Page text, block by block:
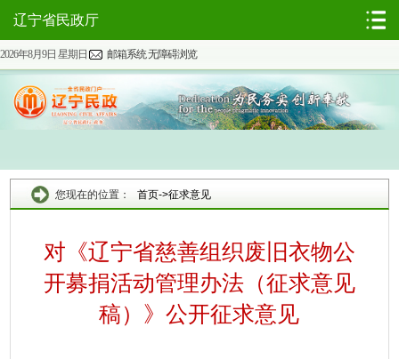
2026年8月9日 星期日 邮箱系统无障碍浏览
辽宁省民政厅
您现在的位置： 首页->征求意见
对《辽宁省慈善组织废旧衣物公
开募捐活动管理办法（征求意见
稿）》公开征求意见